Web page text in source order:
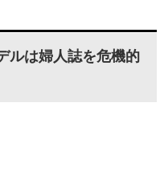
ルは婦人誌を危機的